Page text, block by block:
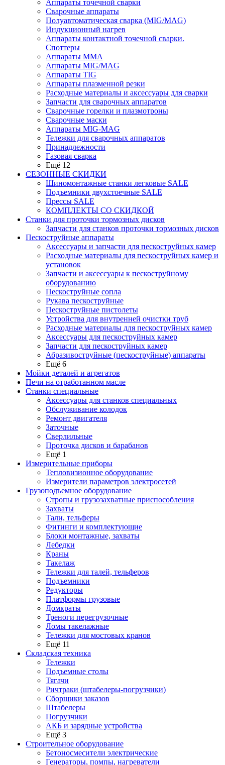
Аппараты точечной сварки
Сварочные аппараты
Полуавтоматическая сварка (MIG/MAG)
Индукционный нагрев
Аппараты контактной точечной сварки.
Споттеры
Аппараты MMA
Аппараты MIG/MAG
Аппараты TIG
Аппараты плазменной резки
Расходные материалы и аксессуары для сварки
Запчасти для сварочных аппаратов
Сварочные горелки и плазмотроны
Сварочные маски
Аппараты MIG-MAG
Тележки для сварочных аппаратов
Принадлежности
Газовая сварка
Ещё 12
СЕЗОННЫЕ СКИДКИ
Шиномонтажные станки легковые SALE
Подъемники двухстоечные SALE
Прессы SALE
КОМПЛЕКТЫ СО СКИДКОЙ
Станки для проточки тормозных дисков
Запчасти для станков проточки тормозных дисков
Пескоструйные аппараты
Аксессуары и запчасти для пескоструйных камер
Расходные материалы для пескоструйных камер и
установок
Запчасти и аксессуары к пескоструйному
оборудованию
Пескоструйные сопла
Рукава пескоструйные
Пескоструйные пистолеты
Устройства для внутренней очистки труб
Расходные материалы для пескоструйных камер
Аксессуары для пескоструйных камер
Запчасти для пескоструйных камер
Абразивоструйные (пескоструйные) аппараты
Ещё 6
Мойки деталей и агрегатов
Печи на отработанном масле
Станки специальные
Аксессуары для станков специальных
Обслуживание колодок
Ремонт двигателя
Заточные
Сверлильные
Проточка дисков и барабанов
Ещё 1
Измерительные приборы
Тепловизионное оборудование
Измерители параметров электросетей
Грузоподъемное оборудование
Стропы и грузозахватные приспособления
Захваты
Тали, тельферы
Фитинги и комплектующие
Блоки монтажные, захваты
Лебедки
Краны
Такелаж
Тележки для талей, тельферов
Подъемники
Редукторы
Платформы грузовые
Домкраты
Треноги перегрузочные
Ломы такелажные
Тележки для мостовых кранов
Ещё 11
Складская техника
Тележки
Подъемные столы
Тягачи
Ричтраки (штабелеры-погрузчики)
Сборщики заказов
Штабелеры
Погрузчики
АКБ и зарядные устройства
Ещё 3
Строительное оборудование
Бетоносмесители электрические
Генераторы, помпы, нагреватели